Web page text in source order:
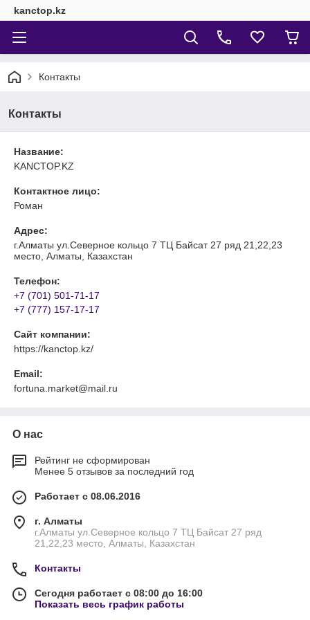
kanctop.kz
Контакты
Контакты
Название:
KANCTOP.KZ
Контактное лицо:
Роман
Адрес:
г.Алматы ул.Северное кольцо 7 ТЦ Байсат 27 ряд 21,22,23
место, Алматы, Казахстан
Телефон:
+7 (701) 501-71-17
+7 (777) 157-17-17
Сайт компании:
https://kanctop.kz/
Email:
fortuna.market@mail.ru
О нас
Рейтинг не сформирован
Менее 5 отзывов за последний год
Работает с 08.06.2016
г. Алматы
г.Алматы ул.Северное кольцо 7 ТЦ Байсат 27 ряд
21,22,23 место, Алматы, Казахстан
Контакты
Сегодня работает с 08:00 до 16:00
Показать весь график работы